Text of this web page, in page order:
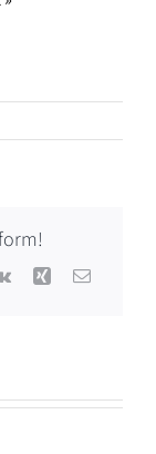
Vk Xing Email